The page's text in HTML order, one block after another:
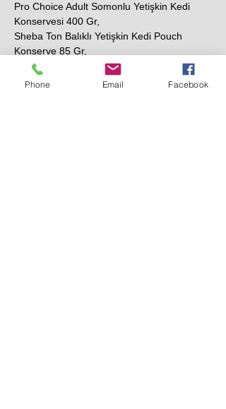
Pro Choice Adult Somonlu Yetişkin Kedi
Konservesi 400 Gr,
Sheba Ton Balıklı Yetişkin Kedi Pouch
Konserve 85 Gr,
N&D Prime Tavuklu ve Narlı Tahılsız Yetişkin
Kedi Konservesi 80 Gr,
Phone Email Facebook